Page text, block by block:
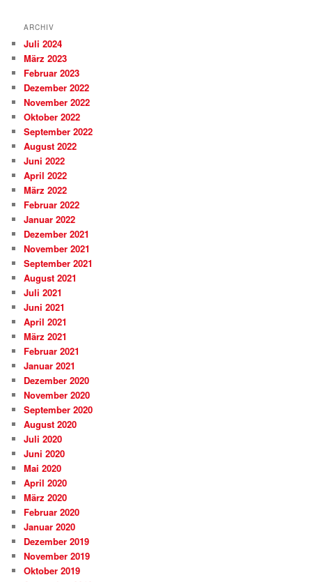
ARCHIV
Juli 2024
März 2023
Februar 2023
Dezember 2022
November 2022
Oktober 2022
September 2022
August 2022
Juni 2022
April 2022
März 2022
Februar 2022
Januar 2022
Dezember 2021
November 2021
September 2021
August 2021
Juli 2021
Juni 2021
April 2021
März 2021
Februar 2021
Januar 2021
Dezember 2020
November 2020
September 2020
August 2020
Juli 2020
Juni 2020
Mai 2020
April 2020
März 2020
Februar 2020
Januar 2020
Dezember 2019
November 2019
Oktober 2019